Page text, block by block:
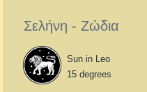
Σελήνη - Ζώδια
Sun in Leo
15 degrees